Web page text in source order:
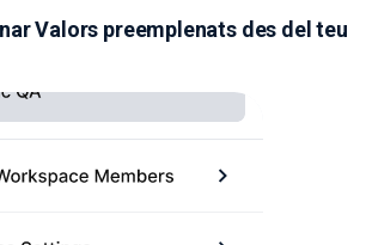
Valors preemplenats des del teu